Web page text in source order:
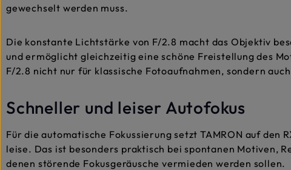
gewechselt werden muss.
Die konstante Lichtstärke von F/2.8 macht das Objektiv
und ermöglicht gleichzeitig eine schöne Freistellung des
F/2.8 nicht nur für klassische Fotoaufnahmen, sondern
Schneller und leiser Autofokus
Für die automatische Fokussierung setzt TAMRON auf
leise. Das ist besonders praktisch bei spontanen Motiven,
denen störende Fokusgeräusche vermieden werden sollen.